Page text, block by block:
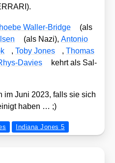
Wal­ler-Bridge
(als
(als Nazi),Anto­nio
,Toby Jones ,Tho­mas
Davies
kehrt als Sal­
im Juni 2023, falls sie sich
haben … ;)
Indiana Jones 5